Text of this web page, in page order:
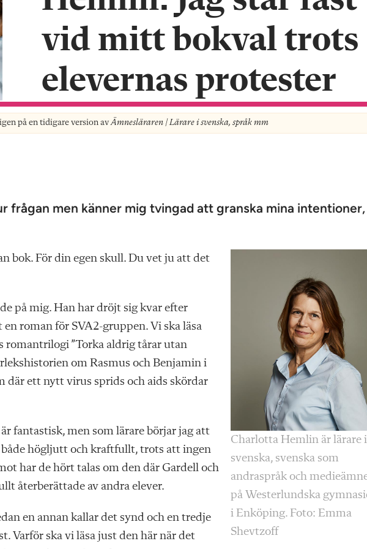
vid mitt bokval trots
elevernas protester
på en tidigare version avÄmnesläraren | Lärare i svenska, språk mm
frågan men känner mig tvingad att granska mina intentioner,
Charlotta Hemlin är lärare i
svenska, svenska som
andraspråk och
på Westerlundska
i Enköping. Foto: Emma
Shevtzoff
bok. För din egen skull. Du vet ju att det
de på mig. Han har dröjt sig kvar efter
roman för SVA2-gruppen. Vi ska läsa
roman­trilogi ”Torka aldrig tårar utan
om Rasmus och Benjamin i
där ett nytt virus sprids och aids skördar
fantastisk, men som lärare börjar jag att
högljutt och kraftfullt, trots att ingen
har de hört talas om den där Gardell och
återberättade av andra elever.
en annan kallar det synd och en tredje
Varför ska vi läsa just den här när det